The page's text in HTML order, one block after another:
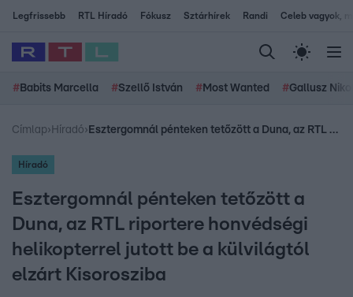
Legfrissebb RTL Híradó Fókusz Sztárhírek Randi Celeb vagyok,
# Babits Marcella #Szellő István # Most Wanted #Gallusz
Címlap› Híradó› Esztergomnál pénteken tetőzött a Duna, az RTL riportere honvédségi helikopterrel jutott be a külvilágtól elzárt Kisorosziba
Híradó
Esztergomnál pénteken tetőzött a
Duna, az RTL riportere honvédségi
helikopterrel jutott be a külvilágtól
elzárt Kisorosziba